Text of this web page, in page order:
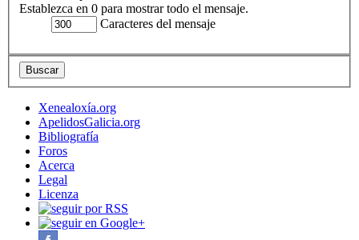
Establezca en 0 para mostrar todo el mensaje.
Caracteres del mensaje
Xenealoxía.org
ApelidosGalicia.org
Bibliografía
Foros
Acerca
Legal
Licenza